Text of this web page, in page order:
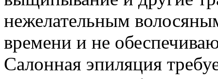
нежелательным
времени и не
Салонная эпиляция